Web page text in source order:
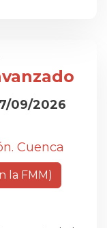
09/2026
Cuenca
la FMM)